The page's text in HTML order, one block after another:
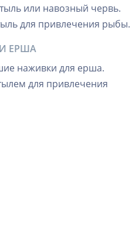
или навозный червь.
для привлечения рыбы.
ЕРША
наживки для ерша.
для привлечения